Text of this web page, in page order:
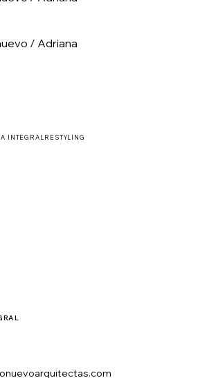
/ Adriana
INTEGRALRESTYLING